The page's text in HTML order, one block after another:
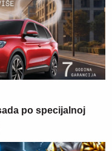
po specijalnoj